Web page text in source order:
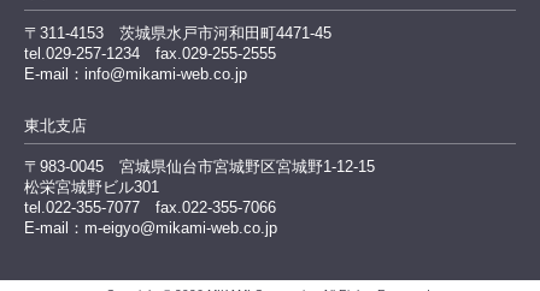
〒311-4153 茨城県水戸市河和田町4471-45
tel.029-257-1234 fax.029-255-2555
E-mail：info@mikami-web.co.jp
東北支店
〒983-0045 宮城県仙台市宮城野区宮城野1-12-15
松栄宮城野ビル301
tel.022-355-7077 fax.022-355-7066
E-mail：m-eigyo@mikami-web.co.jp